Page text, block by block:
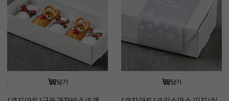
담기 담기